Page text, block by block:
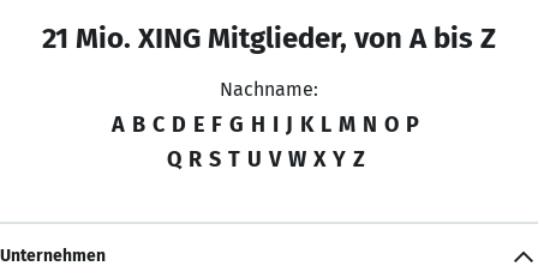
21 Mio. XING Mitglieder, von A bis Z
Nachname:
A B C D E F G H I J K L M N O P
Q R S T U V W X Y Z
Unternehmen